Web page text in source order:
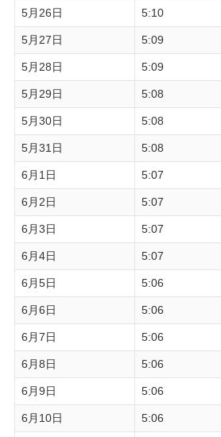
5月26日 5:10
5月27日 5:09
5月28日 5:09
5月29日 5:08
5月30日 5:08
5月31日 5:08
6月1日 5:07
6月2日 5:07
6月3日 5:07
6月4日 5:07
6月5日 5:06
6月6日 5:06
6月7日 5:06
6月8日 5:06
6月9日 5:06
6月10日 5:06